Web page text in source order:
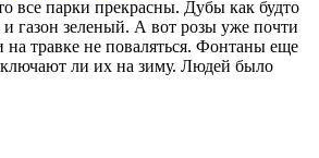
все парки прекрасны. Дубы как будто
газон зеленый. А вот розы уже почти
травке не поваляться. Фонтаны еще
ли их на зиму. Людей было